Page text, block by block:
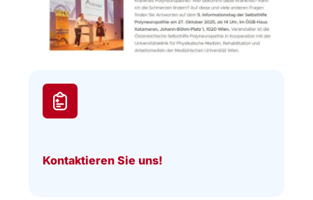
Kontaktieren Sie uns!